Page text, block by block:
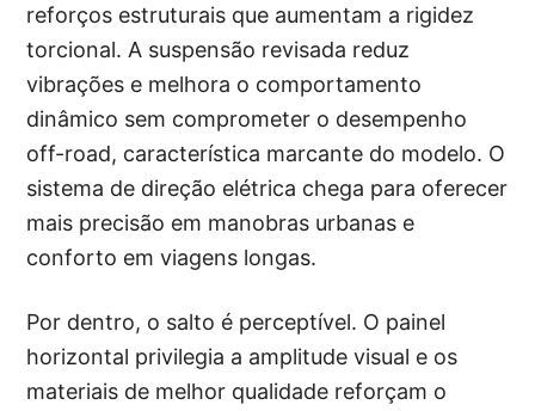
reforços estruturais que aumentam a rigidez
torcional. A suspensão revisada reduz
vibrações e melhora o comportamento
dinâmico sem comprometer o desempenho
off-road, característica marcante do modelo. O
sistema de direção elétrica chega para oferecer
mais precisão em manobras urbanas e
conforto em viagens longas.
Por dentro, o salto é perceptível. O painel
horizontal privilegia a amplitude visual e os
materiais de melhor qualidade reforçam o